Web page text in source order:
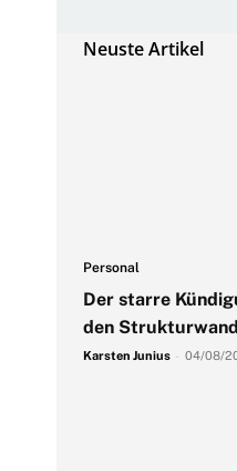
Neuste Artikel
Personal
Der starre
den
Karsten Junius 04/08/